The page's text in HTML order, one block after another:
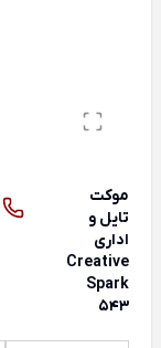
موکت
تایل و
اداری
Creative
Spark
543